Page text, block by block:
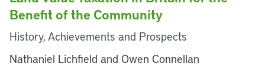
Benefit of the Community
History, Achievements and Prospects
Nathaniel Lichfield and Owen Connellan